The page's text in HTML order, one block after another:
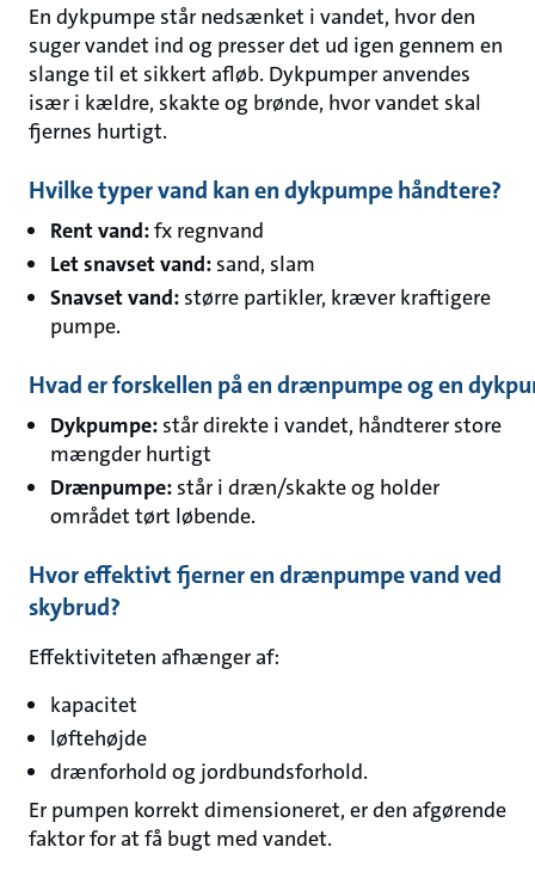
En dykpumpe står nedsænket i vandet, hvor den
suger vandet ind og presser det ud igen gennem en
slange til et sikkert afløb. Dykpumper anvendes
især i kældre, skakte og brønde, hvor vandet skal
fjernes hurtigt.
Hvilke typer vand kan en dykpumpe håndtere?
Rent vand:fx regnvand
Let snavset vand: sand, slam
Snavset vand: større partikler, kræver kraftigere
pumpe.
Hvad er forskellen på en drænpumpe og en
Dykpumpe: står direkte i vandet, håndterer store
mængder hurtigt
Drænpumpe: står i dræn/skakte og holder
området tørt løbende.
Hvor effektivt fjerner en drænpumpe vand ved
skybrud?
Effektiviteten afhænger af:
kapacitet
løftehøjde
drænforhold og jordbundsforhold.
Er pumpen korrekt dimensioneret, er den afgørende
faktor for at få bugt med vandet.